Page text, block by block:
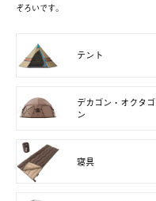
ぞろいです。
テント
デカゴン・オクタゴ
ン
寝具